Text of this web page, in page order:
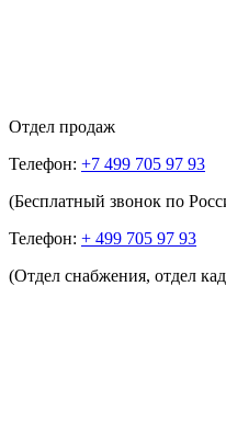
Отдел продаж
Телефон: +7 499 705 97 93
(Бесплатный звонок по
Телефон: + 499 705 97 93
(Отдел снабжения, отдел